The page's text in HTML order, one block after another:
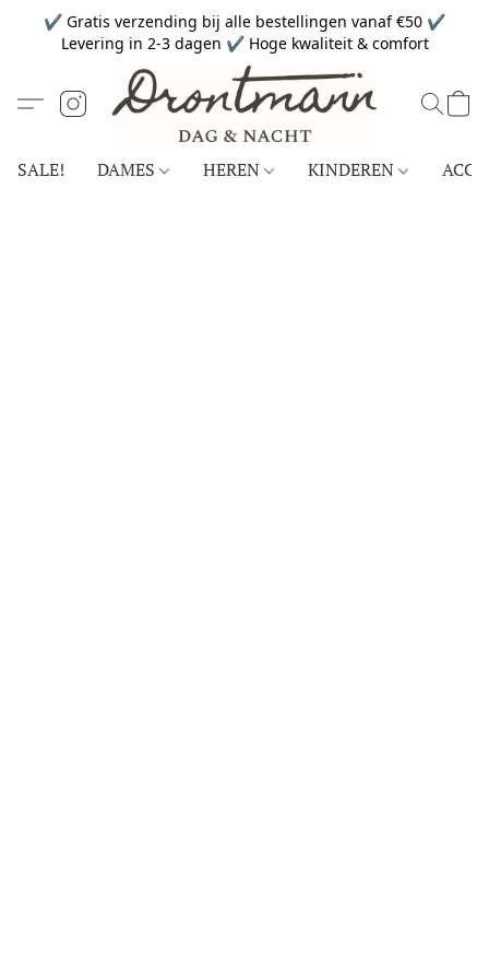
✔ Gratis verzending bij alle bestellingen vanaf €50 ✔
Levering in 2-3 dagen ✔ Hoge kwaliteit & comfort
SALE! DAMES HEREN KINDEREN